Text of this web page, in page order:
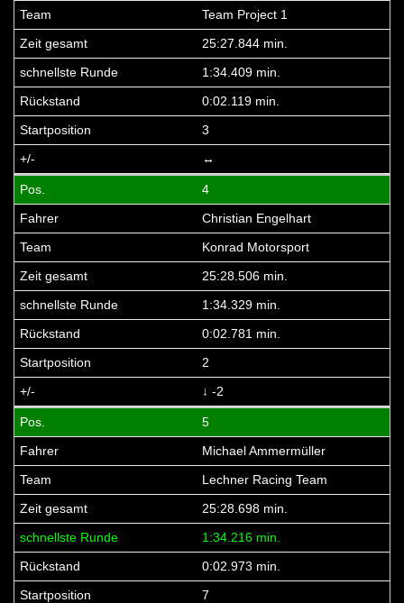
Team Project 1
25:27.844 min.
1:34.409 min.
0:02.119 min.
3
↔
4
Christian Engelhart
Konrad Motorsport
25:28.506 min.
1:34.329 min.
0:02.781 min.
2
↓ -2
5
Michael Ammermüller
Lechner Racing Team
25:28.698 min.
1:34.216 min.
0:02.973 min.
7